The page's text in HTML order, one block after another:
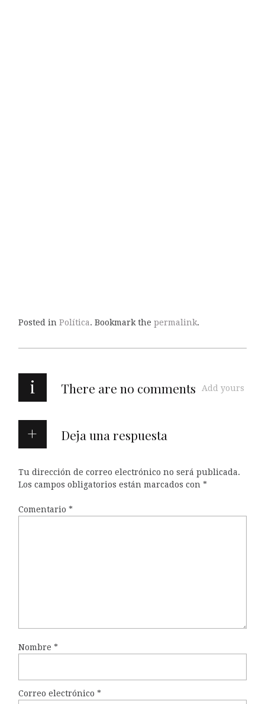
Posted in Política. Bookmark the permalink.
i There are no comments Add yours
Deja una respuesta
Tu dirección de correo electrónico no será publicada.
Los campos obligatorios están marcados con *
Comentario *
Nombre *
Correo electrónico *